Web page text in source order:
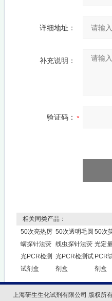
详细地址：
补充说明：
验证码：
相关同类产品：
50次亮热厉
螨探针法荧
光PCR检测
试剂盒
50次透明毛圆
线虫探针法荧
光PCR检测试
剂盒
50次
光定
PCR
剂盒
上海研生生化试剂有限公司 版权所